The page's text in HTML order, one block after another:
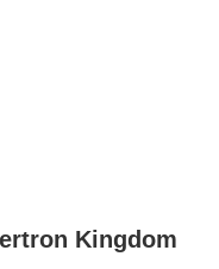
Kingdom